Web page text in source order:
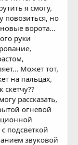
я смогу,
но
ворота...
руки
Может тот,
на пальцах,
скетчу??
рассказать,
огневой
подсветкой
звуковой